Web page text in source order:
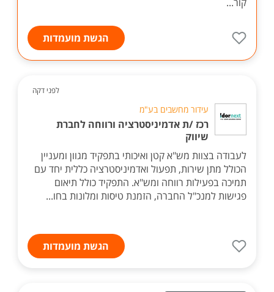
הגשת מועמדות
לפני דקה
עידור מחשבים בע"מ
רכז /ת אדמיניסטרציה ורווחה לחברת
שיווק
לעבודה בצוות מש"א קטן ואיכותי בתפקיד מגוון ומעניין
הכולל מתן שירות, תפעול ואדמיניסטרציה כללית יחד עם
תמיכה בפעילות רווחה ומש"א. התפקיד כולל תיאום
פגישות למנכ"ל החברה, הזמנת טיסות ומלונות בחו...
הגשת מועמדות